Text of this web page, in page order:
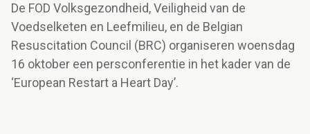
De FOD Volksgezondheid, Veiligheid van de
Voedselketen en Leefmilieu, en de Belgian
Resuscitation Council (BRC) organiseren woensdag
16 oktober een persconferentie in het kader van de
‘European Restart a Heart Day’.